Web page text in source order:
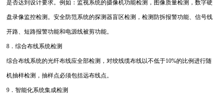
是否达到设计要求。例如：监视系统的摄像机功能检测，图像质量检测，数字硬
盘录像监控检测。安全防范系统的探测器盲区检测，检测防拆报警功能、信号线
开路、短路报警功能和电源线被剪功能。
8．综合布线系统检测
综合布线系统的光纤布线应全部检测，对绞线缆布线以不低于10%的比例进行随
机抽样检测，抽样点必须包括远布线点。
9．智能化系统集成检测